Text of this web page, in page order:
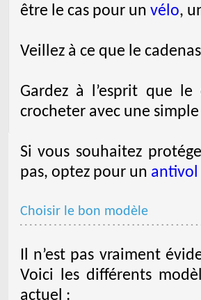
être le cas pour un vélo,
Veillez à ce que le
Gardez à l’esprit que
crocheter avec une
Si vous souhaitez
pas, optez pour un antivol
Choisir le bon modèle
Il n’est pas vraiment
Voici les différents
actuel :